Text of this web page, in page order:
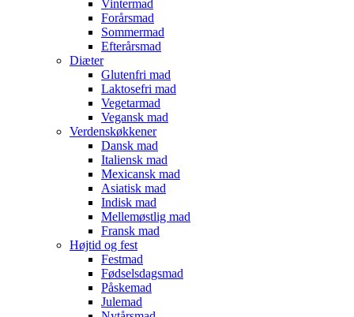
Vintermad
Forårsmad
Sommermad
Efterårsmad
Diæter
Glutenfri mad
Laktosefri mad
Vegetarmad
Vegansk mad
Verdenskøkkener
Dansk mad
Italiensk mad
Mexicansk mad
Asiatisk mad
Indisk mad
Mellemøstlig mad
Fransk mad
Højtid og fest
Festmad
Fødselsdagsmad
Påskemad
Julemad